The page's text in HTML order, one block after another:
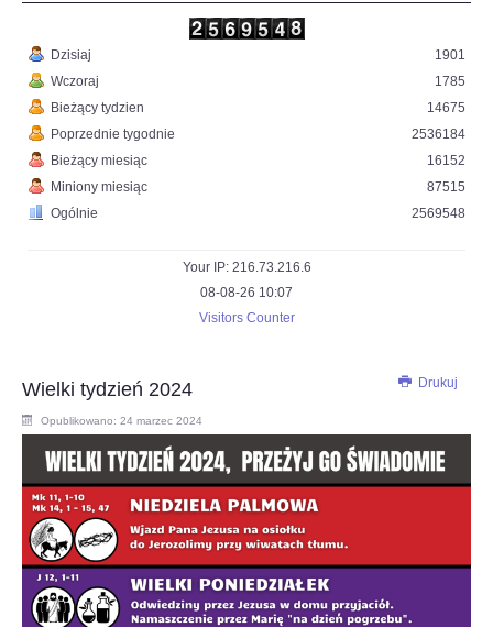
Dzisiaj
Wczoraj
Bieżący tydzien
Poprzednie tygodnie
Bieżący miesiąc
Miniony miesiąc
Ogólnie
1901
1785
14675
2536184
16152
87515
2569548
Your IP: 216.73.216.6
08-08-26 10:07
Visitors Counter
Drukuj
Wielki tydzień 2024
Opublikowano: 24 marzec 2024